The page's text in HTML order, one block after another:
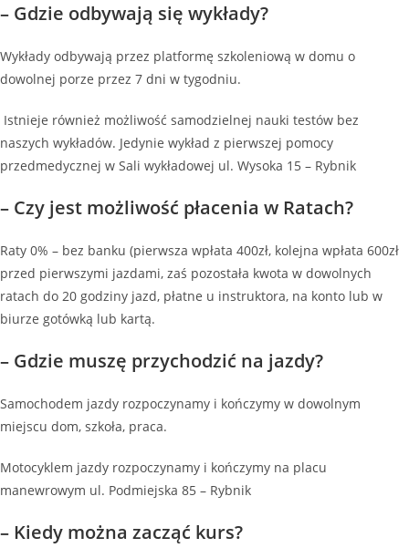
– Gdzie odbywają się wykłady?
Wykłady odbywają przez platformę szkoleniową w domu o
dowolnej porze przez 7 dni w tygodniu.
Istnieje również możliwość samodzielnej nauki testów bez
naszych wykładów. Jedynie wykład z pierwszej pomocy
przedmedycznej w Sali wykładowej ul. Wysoka 15 – Rybnik
– Czy jest możliwość płacenia w Ratach?
Raty 0% – bez banku (pierwsza wpłata 400zł, kolejna wpłata 600zł
przed pierwszymi jazdami, zaś pozostała kwota w dowolnych
ratach do 20 godziny jazd, płatne u instruktora, na konto lub w
biurze gotówką lub kartą.
– Gdzie muszę przychodzić na jazdy?
Samochodem jazdy rozpoczynamy i kończymy w dowolnym
miejscu dom, szkoła, praca.
Motocyklem jazdy rozpoczynamy i kończymy na placu
manewrowym ul. Podmiejska 85 – Rybnik
– Kiedy można zacząć kurs?